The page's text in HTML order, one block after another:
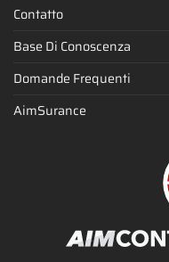
Contatto
Base Di Conoscenza
Domande Frequenti
AimSurance